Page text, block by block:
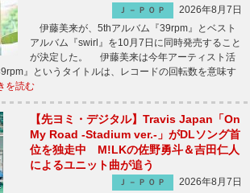
Ｊ－ＰＯＰ
2026年8月7日
伊藤美来が、5thアルバム『39rpm』とベスト
アルバム『swirl』を10月7日に同時発売すること
が決定した。 伊藤美来は今年アーティスト活
』というタイトルは、レコードの回転数を意味す
を読む
【先ヨミ・デジタル】Travis Japan「On
My Road -Stadium ver.-」がDLソング首
位を独走中 M!LKの佐野勇斗＆吉田仁人
によるユニット曲が追う
Ｊ－ＰＯＰ
2026年8月7日